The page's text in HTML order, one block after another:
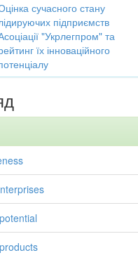
сучасного стану
підприємств
"Укрлегпром" та
їх інноваційного